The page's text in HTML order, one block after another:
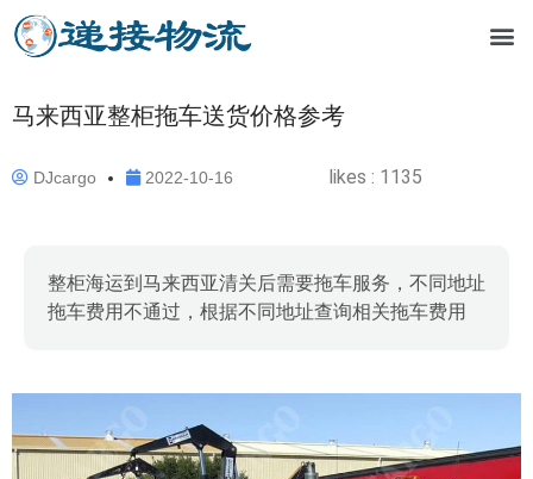
马来西亚整柜拖车送货价格参考
DJcargo 2022-10-16 likes : 1135
整柜海运到马来西亚清关后需要拖车服务，不同地址
拖车费用不通过，根据不同地址查询相关拖车费用